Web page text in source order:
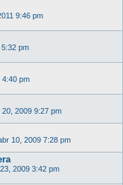
9:46 pm
5:32 pm
4:40 pm
2009 9:27 pm
10, 2009 7:28 pm
2009 3:42 pm